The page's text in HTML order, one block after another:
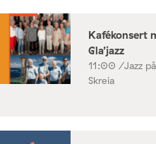
Kafékonsert
Gla’jazz
11:00 /Jazz
Skreia